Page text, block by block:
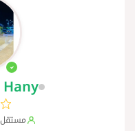
مستقل